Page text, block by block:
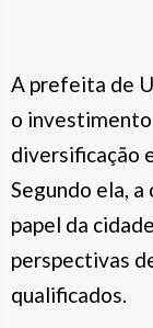
A prefeita de
o
diversificação
Segundo ela,
papel da
perspectivas
qualificados.